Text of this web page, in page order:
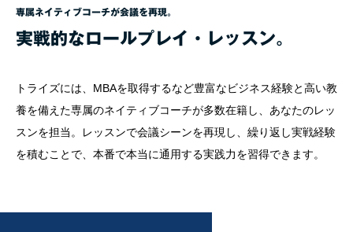
専属ネイティブコーチが会議を再現。
実戦的なロールプレイ・レッスン。
トライズには、MBAを取得するなど豊富なビジネス経験と高い教
養を備えた専属のネイティブコーチが多数在籍し、あなたのレッ
スンを担当。レッスンで会議シーンを再現し、繰り返し実戦経験
を積むことで、本番で本当に通用する実践力を習得できます。